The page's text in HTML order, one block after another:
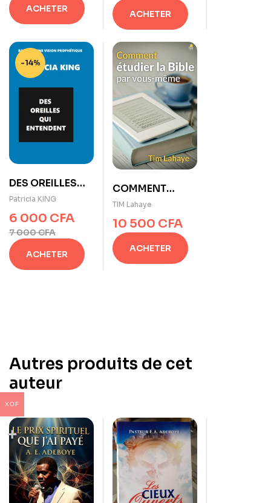
ACHETER ACHETER
-14%
DES OREILLES
QUI ENTENDENT
de Patricia KING
Patricia KING
7 000CFA
6 000 CFA
ACHETER
COMMENT
ÉTUDIER LA BIBLE
PAR VOUS-
MÊME de Tim
Lahaye.
TIM Lahaye
10 500 CFA
ACHETER
Autres produits de cet
auteur
XOF